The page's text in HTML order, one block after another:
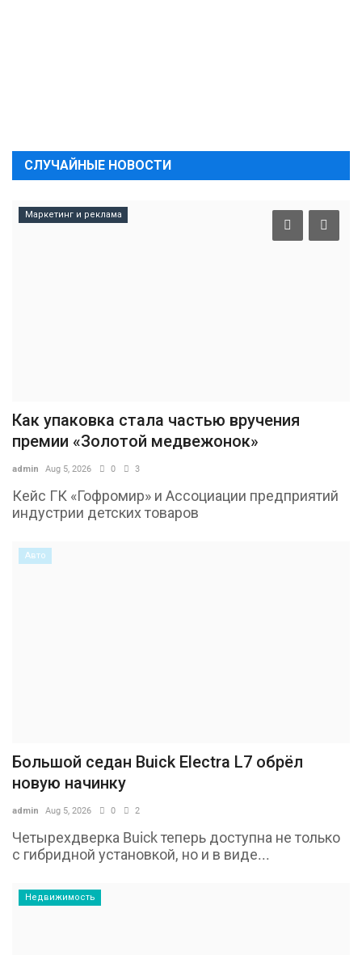
СЛУЧАЙНЫЕ НОВОСТИ
Маркетинг и реклама
Как упаковка стала частью вручения
премии «Золотой медвежонок»
admin Aug 5, 2026 0 3
Кейс ГК «Гофромир» и Ассоциации предприятий
индустрии детских товаров
Авто
Большой седан Buick Electra L7 обрёл
новую начинку
admin Aug 5, 2026 0 2
Четырехдверка Buick теперь доступна не только
с гибридной установкой, но и в виде...
Недвижимость